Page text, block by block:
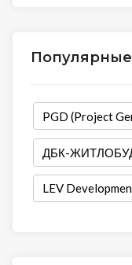
PGD (Project
ДБК-
LEV